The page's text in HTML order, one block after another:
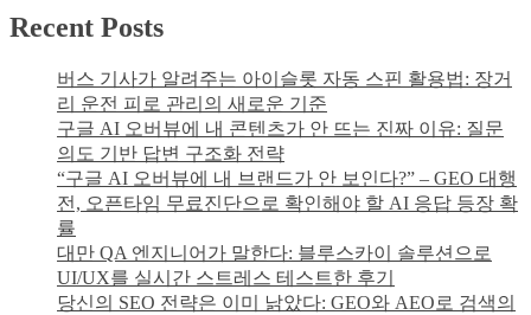
Recent Posts
버스 기사가 알려주는 아이슬롯 자동 스핀 활용법: 장거
리 운전 피로 관리의 새로운 기준
구글 AI 오버뷰에 내 콘텐츠가 안 뜨는 진짜 이유: 질문
의도 기반 답변 구조화 전략
“구글 AI 오버뷰에 내 브랜드가 안 보인다?” – GEO 대행
전, 오픈타임 무료진단으로 확인해야 할 AI 응답 등장 확
률
대만 QA 엔지니어가 말한다: 블루스카이 솔루션으로
UI/UX를 실시간 스트레스 테스트한 후기
당신의 SEO 전략은 이미 낡았다: GEO와 AEO로 검색의